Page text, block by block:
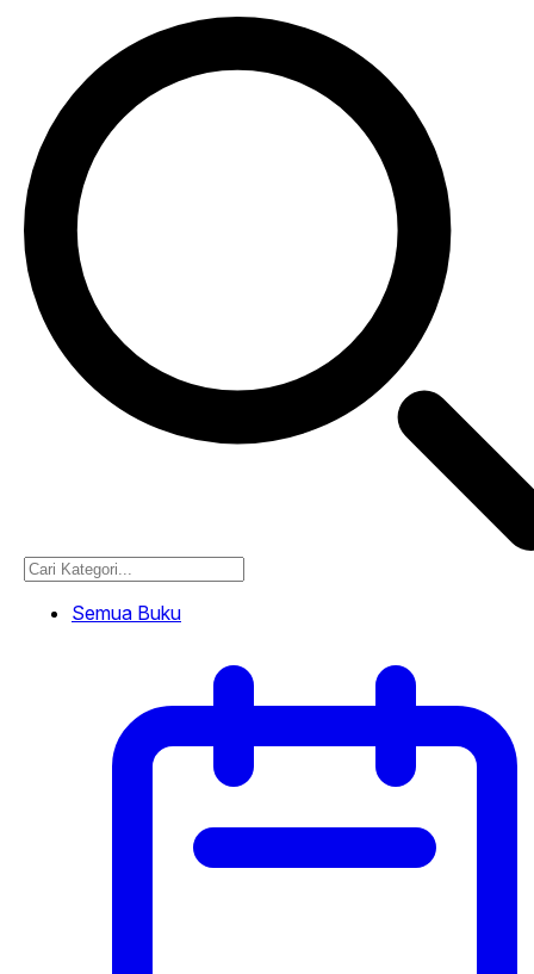
Semua Buku